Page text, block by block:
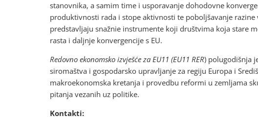
stanovnika, a samim time i usporavanje dohodovne
produktivnosti rada i stope aktivnosti te poboljšavanje razine
predstavljaju snažnie instrumente koji društvima koja stare
rasta i daljnje konvergencije s EU.
Redovno ekonomsko izvješće za EU11 (EU11 RER) polugodišnja
siromaštva i gospodarsko upravljanje za regiju Europa i
makroekonomska kretanja i provedbu reformi u zemljama
pitanja vezanih uz politike.
Kontakti: